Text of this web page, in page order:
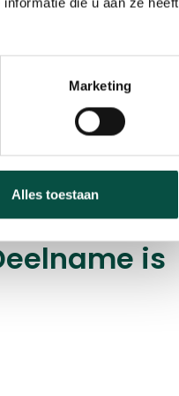
Marketing
Alles toestaan
krijgen
je aan via
is